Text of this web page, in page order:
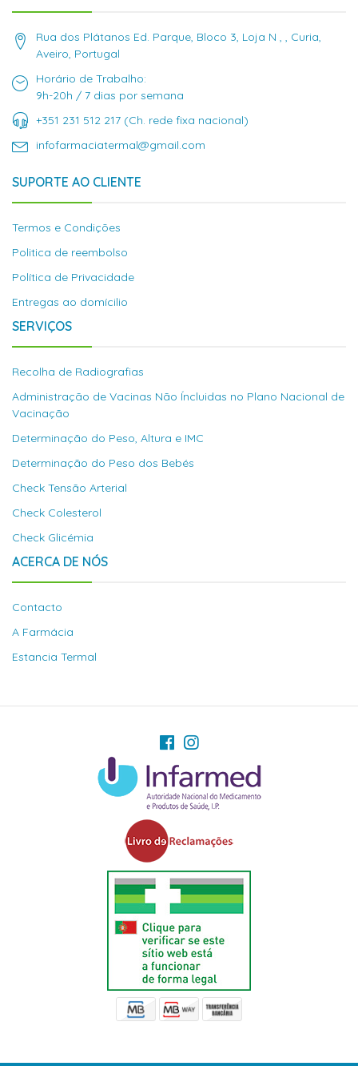
Rua dos Plátanos Ed. Parque, Bloco 3, Loja N , , Curia,
Aveiro, Portugal
Horário de Trabalho:
9h-20h / 7 dias por semana
+351 231 512 217 (Ch. rede fixa nacional)
infofarmaciatermal@gmail.com
SUPORTE AO CLIENTE
Termos e Condições
Politica de reembolso
Política de Privacidade
Entregas ao domícilio
SERVIÇOS
Recolha de Radiografias
Administração de Vacinas Não Íncluidas no Plano Nacional de
Vacinação
Determinação do Peso, Altura e IMC
Determinação do Peso dos Bebés
Check Tensão Arterial
Check Colesterol
Check Glicémia
ACERCA DE NÓS
Contacto
A Farmácia
Estancia Termal